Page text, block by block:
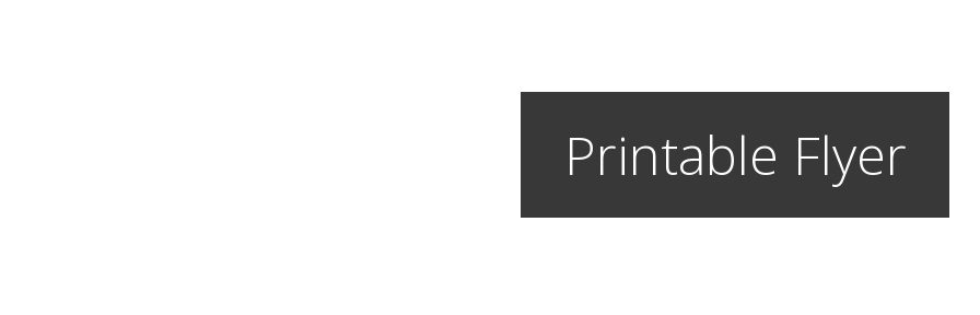
Printable Flyer